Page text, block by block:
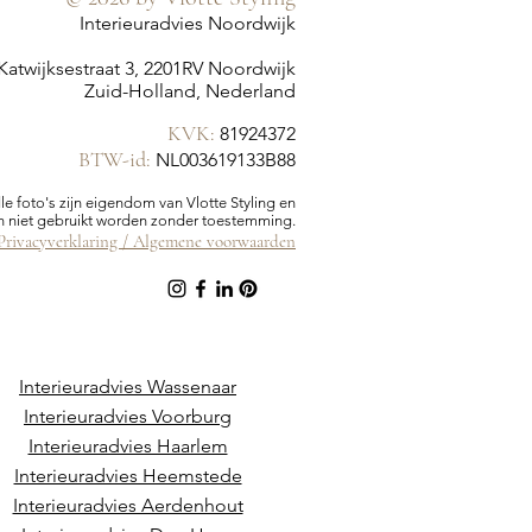
Interieuradvies Noordwijk
3, 2201RV Noordwijk
Zuid-Holland, Nederland
KVK: 81924372
BTW-id: NL003619133B88
foto's zijn eigendom van Vlotte Styling en
niet gebruikt worden zonder toestemming.
/ Algemene voorwaarden
Interieuradvies Wassenaar
Interieuradvies Voorburg
Interieuradvies Haarlem
Interieuradvies Heemstede
Interieuradvies Aerdenhout